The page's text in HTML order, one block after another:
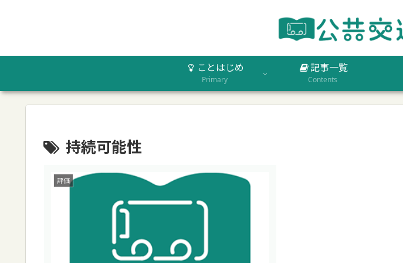
ことはじめ
Primary
記事一覧
Contents
持続可能性
評価